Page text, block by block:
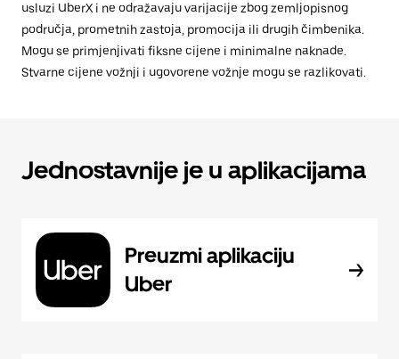
usluzi UberX i ne odražavaju varijacije zbog zemljopisnog
područja, prometnih zastoja, promocija ili drugih čimbenika.
Mogu se primjenjivati fiksne cijene i minimalne naknade.
Stvarne cijene vožnji i ugovorene vožnje mogu se razlikovati.
Jednostavnije je u aplikacijama
Preuzmi aplikaciju
Uber